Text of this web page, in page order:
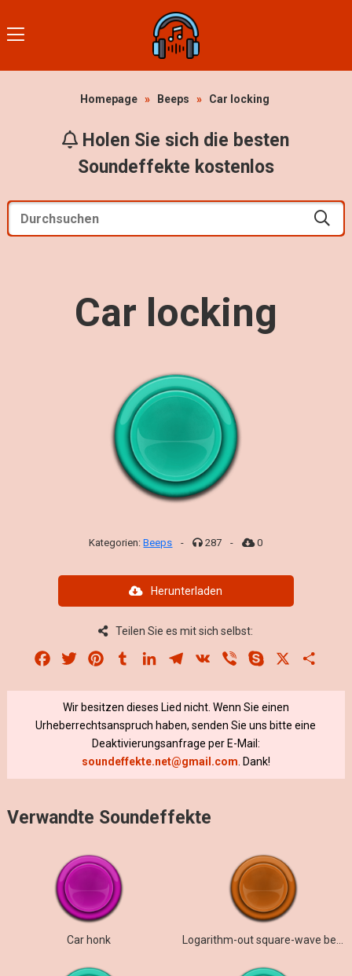
Homepage » Beeps » Car locking
Holen Sie sich die besten
Soundeffekte kostenlos
Car locking
Kategorien:Beeps - 287 - 0
Herunterladen
Teilen Sie es mit sich selbst:
Facebook
Twitter PinterestTumblrLinkedInTelegram
VK Viber Skype
Wir besitzen dieses Lied nicht. Wenn Sie einen
Urheberrechtsanspruch haben, senden Sie uns bitte eine
Deaktivierungsanfrage per E-Mail:
soundeffekte.net@gmail.com . Dank!
Verwandte Soundeffekte
Car honk